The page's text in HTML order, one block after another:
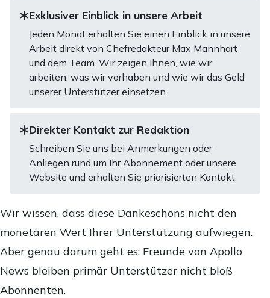
Exklusiver Einblick in unsere Arbeit
Jeden Monat erhalten Sie einen Einblick in unsere
Arbeit direkt von Chefredakteur Max Mannhart
und dem Team. Wir zeigen Ihnen, wie wir
arbeiten, was wir vorhaben und wie wir das Geld
unserer Unterstützer einsetzen.
Direkter Kontakt zur Redaktion
Schreiben Sie uns bei Anmerkungen oder
Anliegen rund um Ihr Abonnement oder unsere
Website und erhalten Sie priorisierten Kontakt.
Wir wissen, dass diese Dankeschöns nicht den
monetären Wert Ihrer Unterstützung aufwiegen.
Aber genau darum geht es: Freunde von Apollo
News bleiben primär Unterstützer nicht bloß
Abonnenten.